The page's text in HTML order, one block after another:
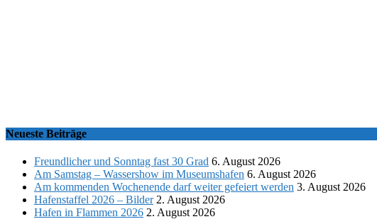
Neueste Beiträge
Freundlicher und Sonntag fast 30 Grad 6. August 2026
Am Samstag – Wassershow im Museumshafen 6. August 2026
Am kommenden Wochenende darf weiter gefeiert werden 3. August 2026
Hafenstaffel 2026 – Bilder 2. August 2026
Hafen in Flammen 2026 2. August 2026